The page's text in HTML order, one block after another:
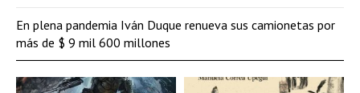
En plena pandemia Iván Duque renueva sus camionetas por
más de $ 9 mil 600 millones